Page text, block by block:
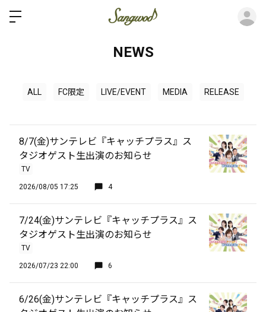
NEWS
ALL FC限定 LIVE/EVENT MEDIA RELEASE
8/7(金)サンテレビ『キャッチプラス』ス
タジオゲスト生出演のお知らせ
TV
2026/08/05 17:25 4
7/24(金)サンテレビ『キャッチプラス』ス
タジオゲスト生出演のお知らせ
TV
2026/07/23 22:00 6
6/26(金)サンテレビ『キャッチプラス』ス